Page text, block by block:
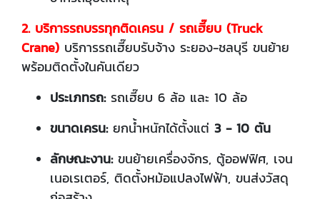
2. บริการรถบรรทุกติดเครน / รถเฮี๊ยบ (Truck
Crane) บริการรถเฮี๊ยบรับจ้าง ระยอง-ชลบุรี ขนย้าย
พร้อมติดตั้งในคันเดียว
ประเภทรถ:รถเฮี๊ยบ 6 ล้อ และ 10 ล้อ
ขนาดเครน:ยกน้ำหนักได้ตั้งแต่ 3 - 10 ตัน
ลักษณะงาน:ขนย้ายเครื่องจักร, ตู้ออฟฟิศ, เจน
เนอเรเตอร์, ติดตั้งหม้อแปลงไฟฟ้า, ขนส่งวัสดุ